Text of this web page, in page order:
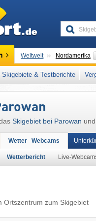
Weltweit Nordamerika
Dieser Ort liegt auch in:
Skigebiete & Testberichte
Skigebiet bei Parowan
Wetter Webcams
Wetterbericht Live-
Ortszentrum zum Skigebiet